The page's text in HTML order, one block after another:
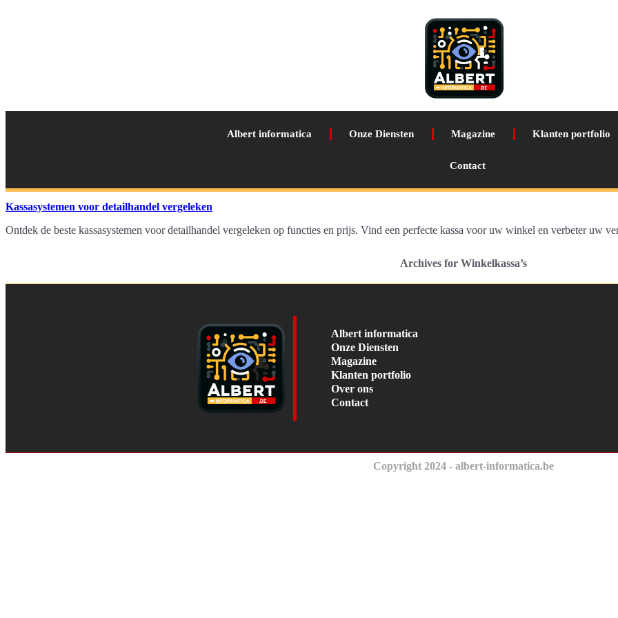
Albert informatica Onze Diensten Magazine Klanten portfolio
Contact
Kassasystemen voor detailhandel vergeleken
Ontdek de beste kassasystemen voor detailhandel vergeleken op functies en prijs. Vind een perfecte kassa voor uw winkel en verbeter uw
Archives for Winkelkassa’s
Albert informatica
Onze Diensten
Magazine
Klanten portfolio
Over ons
Contact
Copyright 2024 - albert-informatica.be